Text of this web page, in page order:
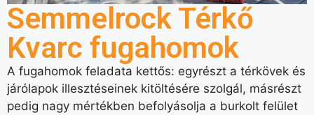
Semmelrock Térkő
Kvarc fugahomok
A fugahomok feladata kettős: egyrészt a térkövek és
járólapok illesztéseinek kitöltésére szolgál, másrészt
pedig nagy mértékben befolyásolja a burkolt felület